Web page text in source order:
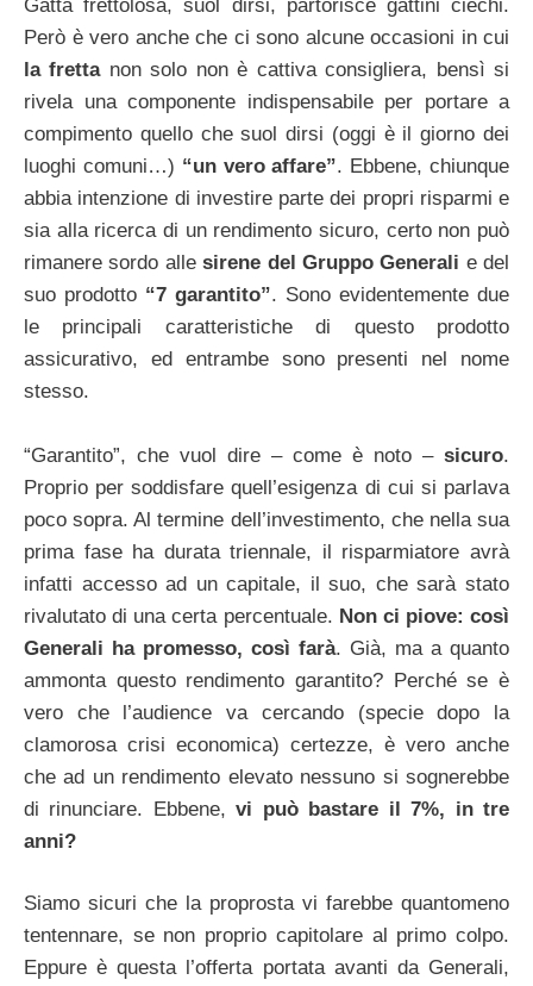
Gatta frettolosa, suol dirsi, partorisce gattini ciechi.
Però è vero anche che ci sono alcune occasioni in cui
la frettanon solo non è cattiva consigliera, bensì si
rivela una componente indispensabile per portare a
compimento quello che suol dirsi (oggi è il giorno dei
luoghi comuni…) “un vero affare”. Ebbene, chiunque
abbia intenzione di investire parte dei propri risparmi e
sia alla ricerca di un rendimento sicuro, certo non può
rimanere sordo allesirene del Gruppo Generali e del
suo prodotto “7 garantito”. Sono evidentemente due
le principali caratteristiche di questo prodotto
assicurativo, ed entrambe sono presenti nel nome
stesso.
“Garantito”, che vuol dire – come è noto – sicuro.
Proprio per soddisfare quell’esigenza di cui si parlava
poco sopra. Al termine dell’investimento, che nella sua
prima fase ha durata triennale, il risparmiatore avrà
infatti accesso ad un capitale, il suo, che sarà stato
rivalutato di una certa percentuale. Non ci piove: così
Generali ha promesso, così farà. Già, ma a quanto
ammonta questo rendimento garantito? Perché se è
vero che l’audience va cercando (specie dopo la
clamorosa crisi economica) certezze, è vero anche
che ad un rendimento elevato nessuno si sognerebbe
di rinunciare. Ebbene,vi può bastare il 7%, in tre
anni?
Siamo sicuri che la proprosta vi farebbe quantomeno
tentennare, se non proprio capitolare al primo colpo.
Eppure è questa l’offerta portata avanti da Generali,